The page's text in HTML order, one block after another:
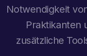
Notwendigkeit
Praktikanten
zusätzliche